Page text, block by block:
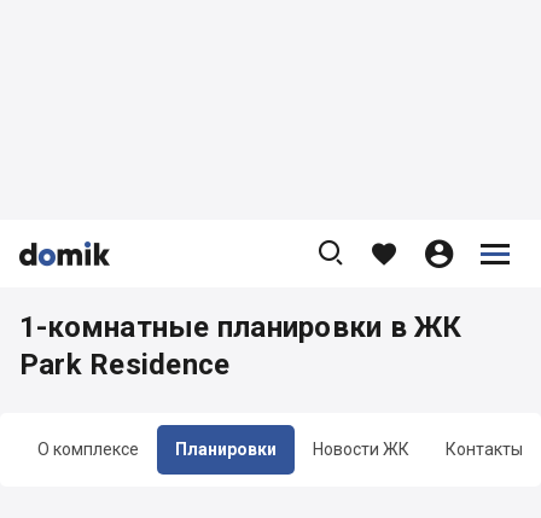


    


О комплексе Планировки Новости ЖК Контакты
1-комнатные планировки в ЖК
Park Residence